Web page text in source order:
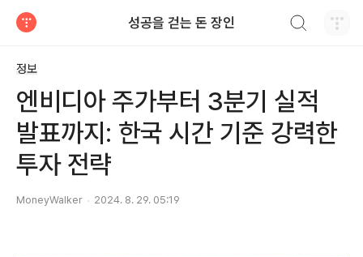
성공을 걷는 돈 장인
정보
엔비디아 주가부터 3분기 실적
발표까지: 한국 시간 기준 강력한
투자 전략
MoneyWalker 2024. 8. 29. 05:19